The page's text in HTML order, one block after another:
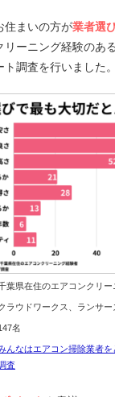
住まいの方が業者選
ーニング経験のあ
調査を行いました。
葉県在住のエアコンクリ
ラウドワークス、ランサ
名
んなはエアコン掃除業者
査